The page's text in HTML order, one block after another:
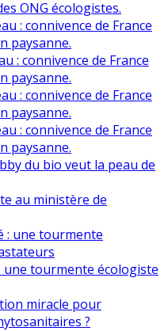
ONG écologistes.
: connivence de France
paysanne.
: connivence de France
paysanne.
: connivence de France
paysanne.
: connivence de France
paysanne.
du bio veut la peau de
au ministère de
: une tourmente
une tourmente écologiste
miracle pour
?